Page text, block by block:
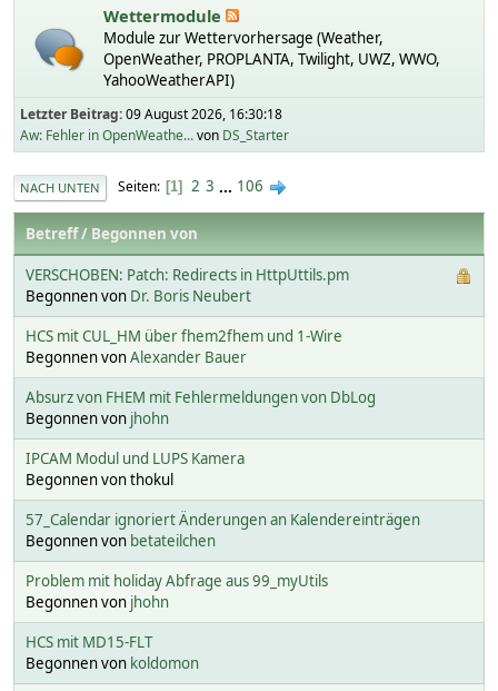
Wettermodule
Module zur Wettervorhersage (Weather,
OpenWeather, PROPLANTA, Twilight, UWZ, WWO,
YahooWeatherAPI)
Letzter Beitrag:09 August 2026, 16:30:18
Aw: Fehler in OpenWeathe...von DS_Starter
NACH UNTEN Seiten 1 2 3 ... 106
Betreff/ Begonnen von
VERSCHOBEN: Patch: Redirects in HttpUttils.pm
Begonnen von Dr. Boris Neubert
HCS mit CUL_HM über fhem2fhem und 1-Wire
Begonnen vonAlexander Bauer
Absurz von FHEM mit Fehlermeldungen von DbLog
Begonnen von jhohn
IPCAM Modul und LUPS Kamera
Begonnen von thokul
57_Calendar ignoriert Änderungen an Kalendereinträgen
Begonnen von betateilchen
Problem mit holiday Abfrage aus 99_myUtils
Begonnen von jhohn
HCS mit MD15-FLT
Begonnen von koldomon